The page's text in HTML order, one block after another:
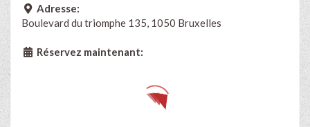
Adresse:
Boulevard du triomphe 135, 1050 Bruxelles
Réservez maintenant: